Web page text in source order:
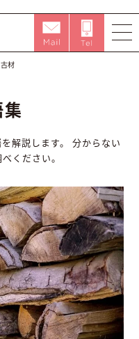
古材
解説します。
分からない
ください。